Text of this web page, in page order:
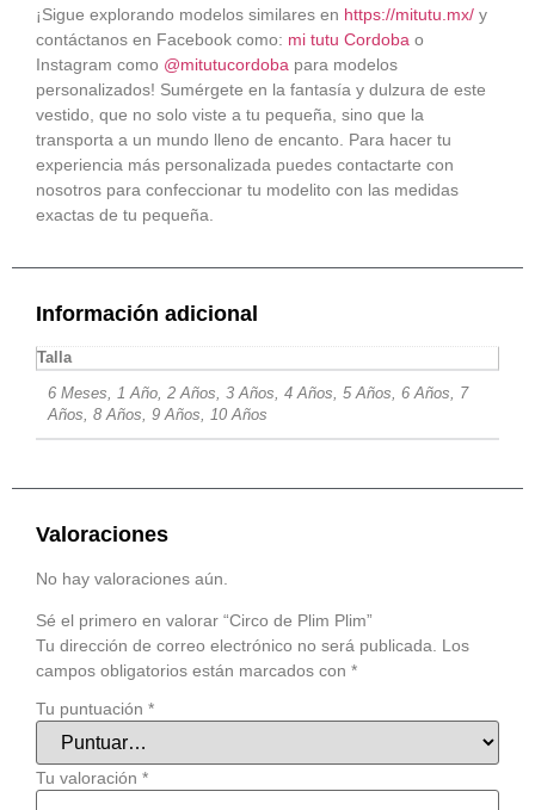
¡Sigue explorando modelos similares en https://mitutu.mx/ y
contáctanos en Facebook como: mi tutu Cordoba o
Instagram como @mitutucordoba para modelos
personalizados! Sumérgete en la fantasía y dulzura de este
vestido, que no solo viste a tu pequeña, sino que la
transporta a un mundo lleno de encanto. Para hacer tu
experiencia más personalizada puedes contactarte con
nosotros para confeccionar tu modelito con las medidas
exactas de tu pequeña.
Información adicional
Talla
6 Meses, 1 Año, 2 Años, 3 Años, 4 Años, 5 Años, 6 Años, 7
Años, 8 Años, 9 Años, 10 Años
Valoraciones
No hay valoraciones aún.
Sé el primero en valorar “Circo de Plim Plim”
Tu dirección de correo electrónico no será publicada.
Los
campos obligatorios están marcados con *
Tu puntuación *
Tu valoración *